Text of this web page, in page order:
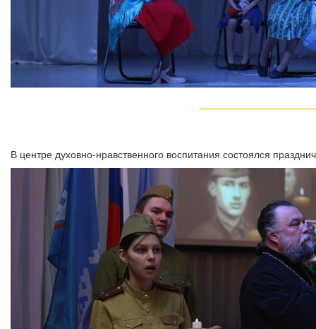
В центре духовно-нравственного воспитания состоялся